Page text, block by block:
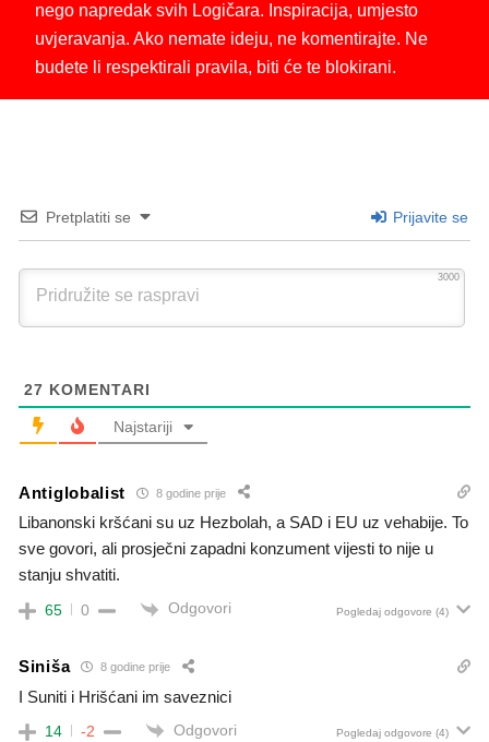
nego napredak svih Logičara. Inspiracija, umjesto
uvjeravanja. Ako nemate ideju, ne komentirajte. Ne
budete li respektirali pravila, biti će te blokirani.
Pretplatiti se Prijavite se
3000
27 KOMENTARI
Najstariji
Antiglobalist 8 godine prije
Libanonski kršćani su uz Hezbolah, a SAD i EU uz vehabije. To
sve govori, ali prosječni zapadni konzument vijesti to nije u
stanju shvatiti.
65 0 Odgovori Pogledaj odgovore (4)
Siniša 8 godine prije
I Suniti i Hrišćani im saveznici
14 -2 Odgovori Pogledaj odgovore (4)